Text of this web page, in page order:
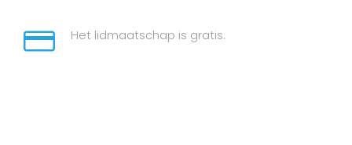
Het lidmaatschap is gratis.